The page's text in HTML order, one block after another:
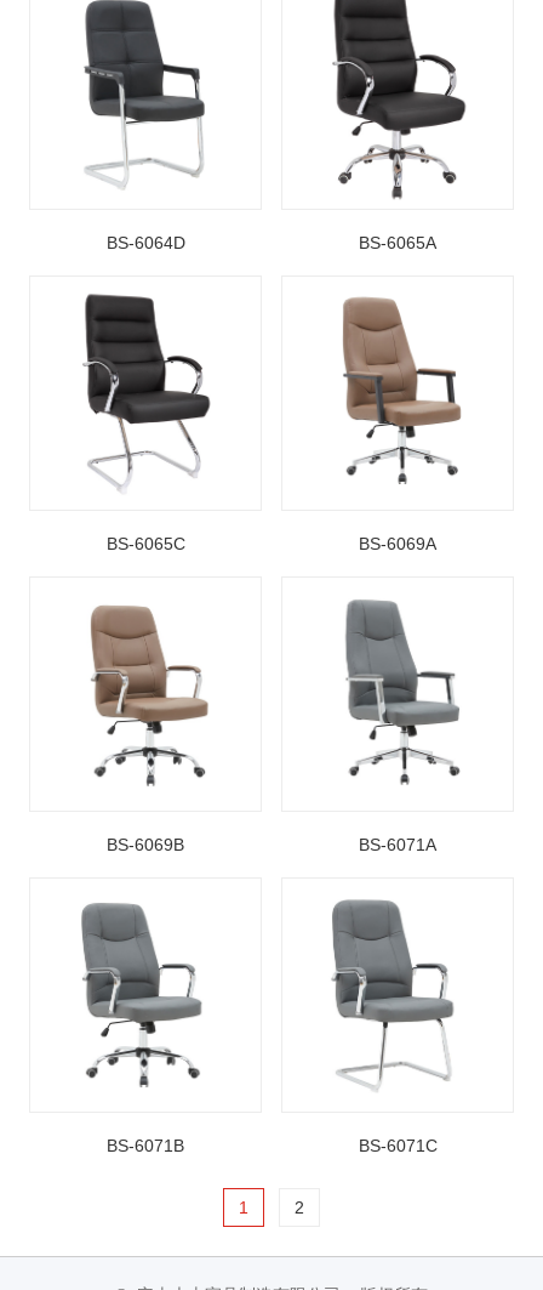
BS-6064D BS-6065A
BS-6065C BS-6069A
BS-6069B BS-6071A
BS-6071B BS-6071C
1 2